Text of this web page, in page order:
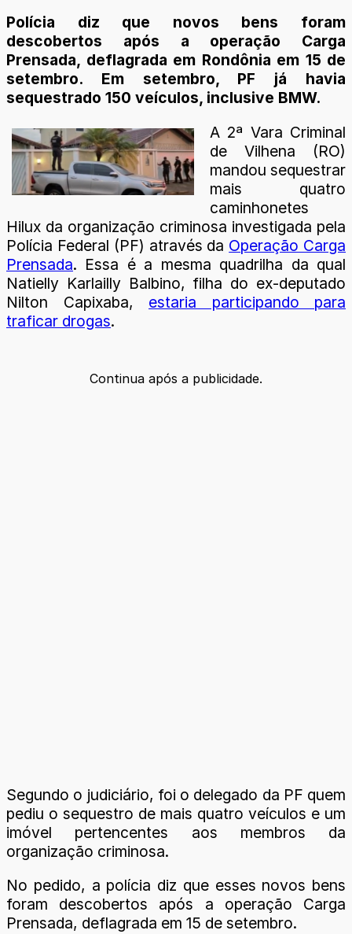
Polícia diz que novos bens foram
descobertos após a operação Carga
Prensada, deflagrada em Rondônia em 15 de
setembro. Em setembro, PF já havia
sequestrado 150 veículos, inclusive BMW.
A 2ª Vara Criminal
de Vilhena (RO)
mandou sequestrar
mais quatro
caminhonetes
Hilux da organização criminosa investigada pela
Polícia Federal (PF) através da Operação Carga
Prensada. Essa é a mesma quadrilha da qual
Natielly Karlailly Balbino, filha do ex-deputado
Nilton Capixaba, estaria participando para
traficar drogas.
Continua após a publicidade.
Segundo o judiciário, foi o delegado da PF quem
pediu o sequestro de mais quatro veículos e um
imóvel pertencentes aos membros da
organização criminosa.
No pedido, a polícia diz que esses novos bens
foram descobertos após a operação Carga
Prensada, deflagrada em 15 de setembro.